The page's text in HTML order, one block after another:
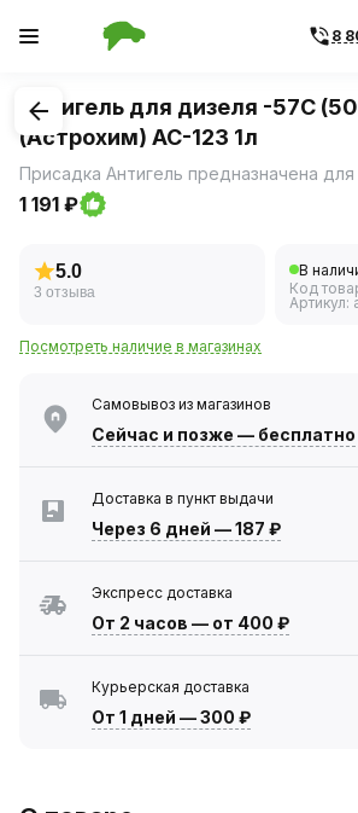
8
1/2
Антигель для дизеля -57С
(Астрохим) AC-123 1л
1 191 ₽
5.0
3 отзыва
В
Код
Артикул:
Посмотреть наличие в магазинах
Самовывоз из магазинов
Сейчас и позже — бесплатно
Доставка в пункт выдачи
Через 6 дней —187 ₽
Экспресс доставка
От 2 часов — от 400 ₽
Курьерская доставка
От 1 дней —300 ₽